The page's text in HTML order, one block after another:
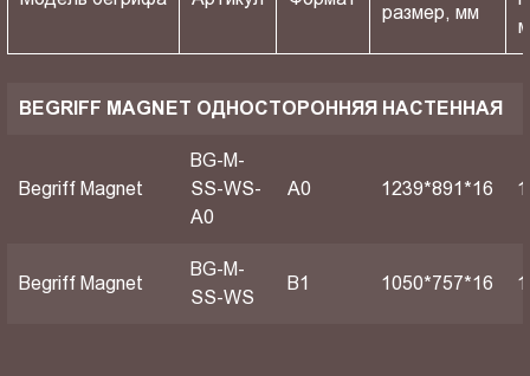
размер, мм
BEGRIFF MAGNET ОДНОСТОРОННЯЯ НАСТЕННАЯ
Begriff Magnet
BG-M-
SS-WS-
A0
A0 1239*891*16
Begriff Magnet
BG-M-
SS-WS
B1 1050*757*16